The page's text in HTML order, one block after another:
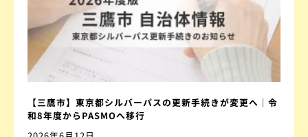
【三鷹市】東京都シルバーパスの更新手続きが変更へ｜令
和8年度からPASMOへ移行